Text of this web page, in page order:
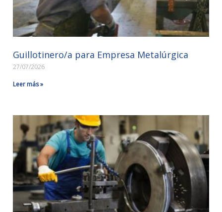
Guillotinero/a para Empresa Metalúrgica
27/07/2026
Leer más »